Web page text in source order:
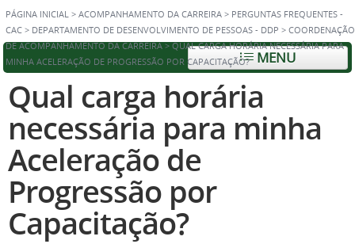
PÁGINA INICIAL > ACOMPANHAMENTO DA CARREIRA > PERGUNTAS FREQUENTES -
CAC > DEPARTAMENTO DE DESENVOLVIMENTO DE PESSOAS - DDP > COORDENAÇÃO
DE ACOMPANHAMENTO DA CARREIRA > QUAL CARGA HORÁRIA NECESSÁRIA PARA
MINHA ACELERAÇÃO DE PROGRESSÃO POR CAPACITAÇÃO? MENU
Qual carga horária
necessária para minha
Aceleração de
Progressão por
Capacitação?